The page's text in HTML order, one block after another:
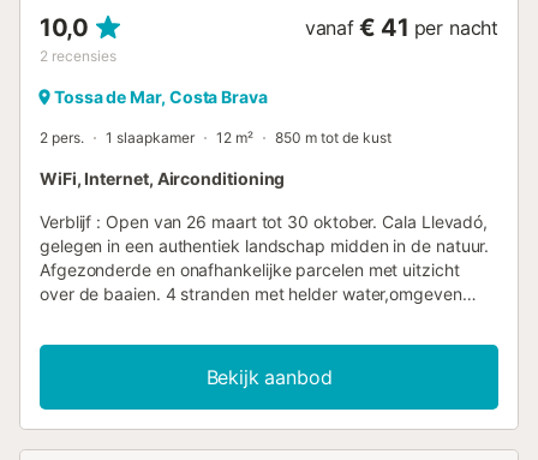
10,0
2 recensies
vanaf € 41 per nacht
Tossa de Mar, Costa Brava
2 pers. 1 slaapkamer 12 m² 850 m tot de kust
WiFi, Internet, Airconditioning
Verblijf : Open van 26 maart tot 30 oktober. Cala Llevadó,
gelegen in een authentiek landschap midden in de natuur.
Afgezonderde en onafhankelijke parcelen met uitzicht
over de baaien. 4 stranden met helder water,omgeven
schilderachting landschap dichtbij zee. Genieten van de
natuur en sportieve aktiviteiten. Cala Llevadó geeft u de
mogelijkheid voor het beoefenen van watersport op haar
stranden en organiseerd talrijke activiteiten voor kinderen
Bekijk aanbod